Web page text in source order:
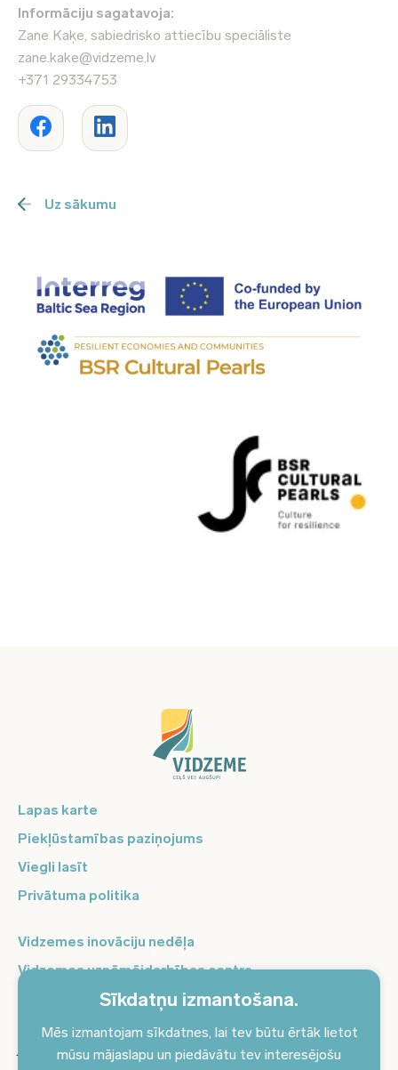
Sīkdatņu izmantošana.
Mēs izmantojam sīkdatnes, lai tev būtu ērtāk lietot
mūsu mājaslapu un piedāvātu tev interesējošu
Informāciju sagatavoja:
Zane Kaķe, sabiedrisko attiecību speciāliste
zane.kake@vidzeme.lv
+371 29334753
Uz sākumu
Lapas karte
Piekļūstamības paziņojums
Viegli lasīt
Privātuma politika
Vidzemes inovāciju nedēļa
Vidzemes uzņēmējdarbības centrs
Balso Vidzeme
Pierakstieties jaunumiem un saņemiet aktuālākos
jaunumus savā e-pastā!